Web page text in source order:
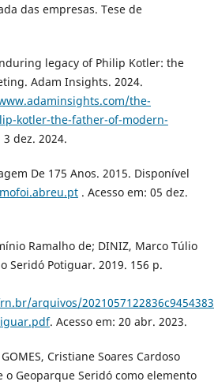
das empresas. Tese de
legacy of Philip Kotler: the
Adam Insights. 2024.
the-
kotler-the-father-of-modern-
3 dez. 2024.
De 175 Anos. 2015. Disponível
. Acesso em: 05 dez.
Ramalho de; DINIZ, Marco Túlio
Seridó Potiguar. 2019. 156 p.
arquivos/
. Acesso em: 20 abr. 2023.
Cristiane Soares Cardoso
o Geoparque Seridó como elemento